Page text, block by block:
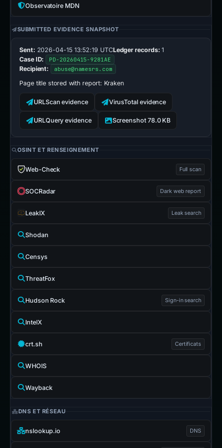
Observatoire MDN
SUBMITTED EVIDENCE SNAPSHOT
Sent: 2026-04-15 13:52:19 UTCLedger records: 1
Case ID:
PD-20260415-9281AE
Recipient: abuse@namesrs.com
Page title stored with report: Kraken
URLScan evidence VirusTotal evidence
URLQuery evidence Screenshot 78.0 KB
OSINT ET RENSEIGNEMENT
Web-Check Full scan
SOCRadar Dark web report
LeakIX Leak search
Shodan
Censys
ThreatFox
Hudson Rock Sign-in search
IntelX
crt.sh Certificats
WHOIS
Wayback
DNS ET RÉSEAU
nslookup.io DNS